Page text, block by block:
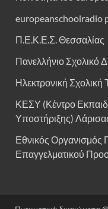
europeanschoolradio
Π.Ε.Κ.Ε.Σ. Θεσσαλίας
Πανελλήνιο Σχολικό
Ηλεκτρονική Σχολική
ΚΕΣΥ (Κέντρο
Υποστήριξης)
Εθνικός Οργανισμός
Επαγγελματικού